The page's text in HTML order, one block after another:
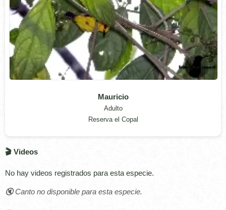
Mauricio
Adulto
Reserva el Copal
🎬 Videos
No hay videos registrados para esta especie.
🔇 Canto no disponible para esta especie.